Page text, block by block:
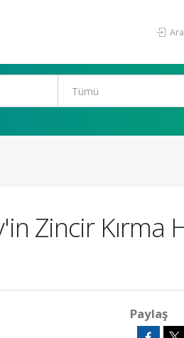
Zincir Kırma
Paylaş